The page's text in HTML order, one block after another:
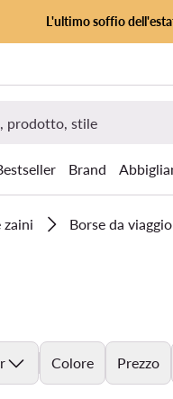
L'ultimo soffio
Brand
zaini Borse da
Colore Prezzo